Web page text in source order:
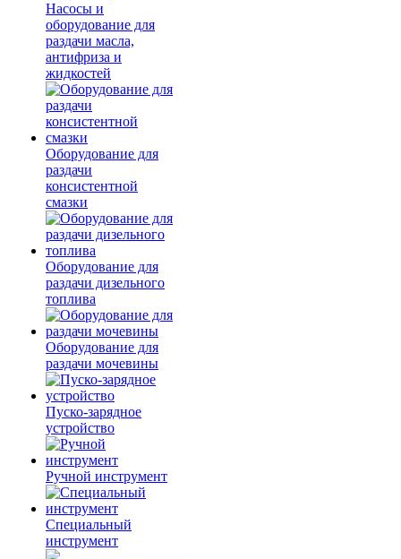
Насосы и
оборудование для
раздачи масла,
антифриза и
жидкостей
Оборудование для
раздачи
консистентной
смазки
Оборудование для
раздачи дизельного
топлива
Оборудование для
раздачи мочевины
Пуско-зарядное
устройство
Ручной инструмент
Специальный
инструмент